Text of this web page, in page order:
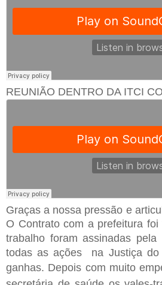
REUNIÃO DENTRO DA ITCI
Graças a nossa pressão e
O Contrato com a prefeitura
trabalho foram assinadas pela
todas as ações na Justiça do
ganhas. Depois com muito